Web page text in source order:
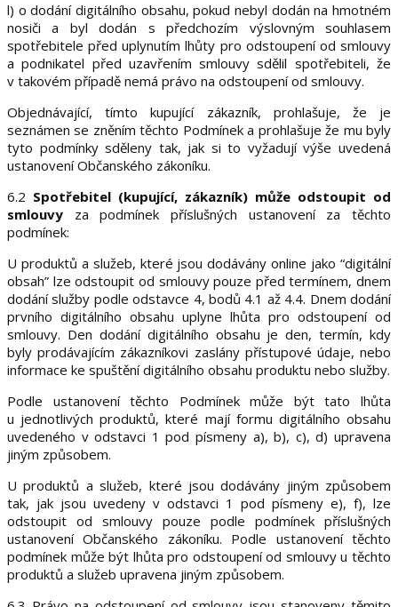
l) o dodání digitálního obsahu, pokud nebyl dodán na hmotném
nosiči a byl dodán s předchozím výslovným souhlasem
spotřebitele před uplynutím lhůty pro odstoupení od smlouvy
a podnikatel před uzavřením smlouvy sdělil spotřebiteli, že
v takovém případě nemá právo na odstoupení od smlouvy.
Objednávající, tímto kupující zákazník, prohlašuje, že je
seznámen se zněním těchto Podmínek a prohlašuje že mu byly
tyto podmínky sděleny tak, jak si to vyžadují výše uvedená
ustanovení Občanského zákoníku.
6.2 Spotřebitel (kupující, zákazník) může odstoupit od
smlouvy za podmínek příslušných ustanovení za těchto
podmínek:
U produktů a služeb, které jsou dodávány online jako “digitální
obsah” lze odstoupit od smlouvy pouze před termínem, dnem
dodání služby podle odstavce 4, bodů 4.1 až 4.4. Dnem dodání
prvního digitálního obsahu uplyne lhůta pro odstoupení od
smlouvy. Den dodání digitálního obsahu je den, termín, kdy
byly prodávajícím zákazníkovi zaslány přístupové údaje, nebo
informace ke spuštění digitálního obsahu produktu nebo služby.
Podle ustanovení těchto Podmínek může být tato lhůta
u jednotlivých produktů, které mají formu digitálního obsahu
uvedeného v odstavci 1 pod písmeny a), b), c), d) upravena
jiným způsobem.
U produktů a služeb, které jsou dodávány jiným způsobem
tak, jak jsou uvedeny v odstavci 1 pod písmeny e), f), lze
odstoupit od smlouvy pouze podle podmínek příslušných
ustanovení Občanského zákoníku. Podle ustanovení těchto
podmínek může být lhůta pro odstoupení od smlouvy u těchto
produktů a služeb upravena jiným způsobem.